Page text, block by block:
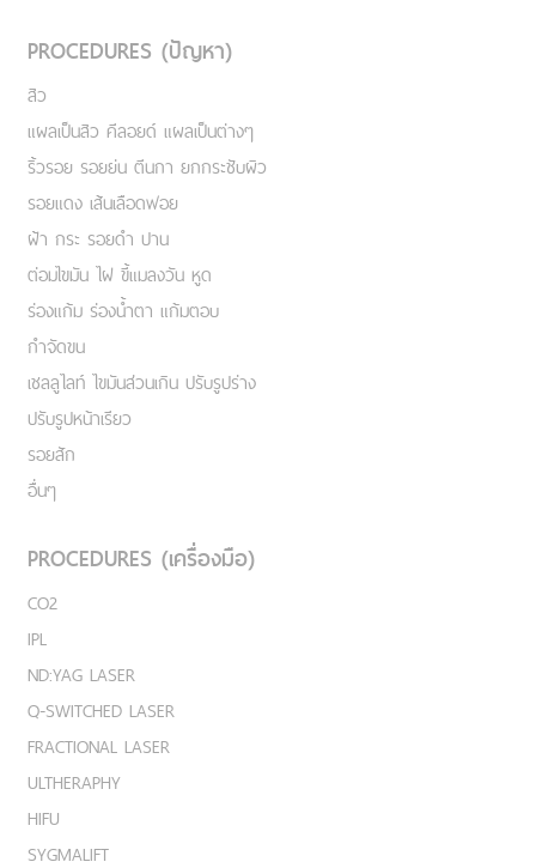
PROCEDURES (ปัญหา)
สิว
แผลเป็นสิว คีลอยด์ แผลเป็นต่างๆ
ริ้วรอย รอยย่น ตีนกา ยกกระชับผิว
รอยแดง เส้นเลือดฟอย
ฝ้า กระ รอยดำ ปาน
ต่อมไขมัน ไฝ ขี้แมลงวัน หูด
ร่องแก้ม ร่องน้ำตา แก้มตอบ
กำจัดขน
เชลลูไลท์ ไขมันส่วนเกิน ปรับรูปร่าง
ปรับรูปหน้าเรียว
รอยสัก
อื่นๆ
PROCEDURES (เครื่องมือ)
CO2
IPL
ND:YAG LASER
Q-SWITCHED LASER
FRACTIONAL LASER
ULTHERAPHY
HIFU
SYGMALIFT